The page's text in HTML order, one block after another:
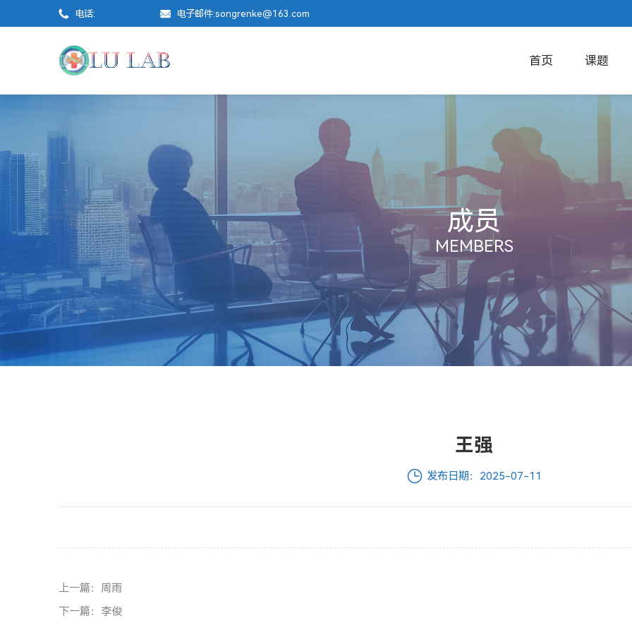
电话: 电子邮件:songrenke@163.com
首页 课题
成员
MEMBERS
王强
发布日期：2025-07-11
上一篇：周雨
下一篇：李俊